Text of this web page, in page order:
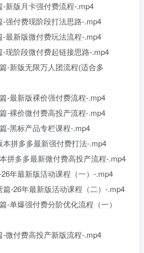
新版月卡强付费流程-.mp4
强付费现阶段打法思路-.mp4
最新版微付费玩法流程-.mp4
现阶段微付费起链接思路-.mp4
-新版无限万人团流程(适合多
-最新版裸价强付费流程-.mp4
-裸价微付费高投产流程-.mp4
-黑标产品专栏课程-.mp4
拼多多最新强付费打法-.mp4
拼多多最新微付费高投产流程-.mp4
年最新版活动课程（一）-.mp4
-26年最新版活动课程（二）-.mp4
-单爆强付费分阶优化流程（一）
微付费高投产新版流程-.mp4